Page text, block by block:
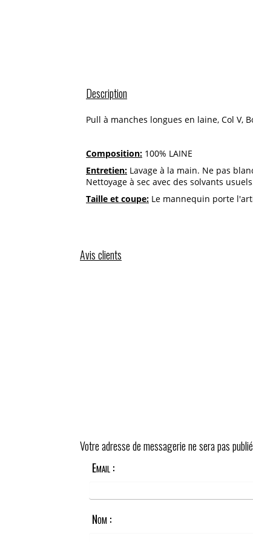
Description
Pull à manches longues en laine, Col V,
Composition: 100% LAINE
Entretien: Lavage à la main. Ne pas
Nettoyage à sec avec des solvants
Taille et coupe: Le mannequin porte
Avis clients
Votre adresse de messagerie ne sera pas
Email :
Nom :